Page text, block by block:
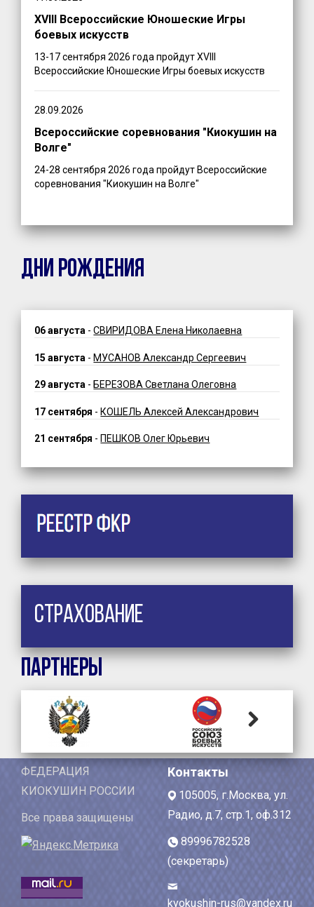
XVIII Всероссийские Юношеские Игры
боевых искусств
13-17 сентября 2026 года пройдут XVIII
Всероссийские Юношеские Игры боевых искусств
28.09.2026
Всероссийские соревнования "Киокушин на
Волге"
24-28 сентября 2026 года пройдут Всероссийские
соревнования "Киокушин на Волге"
ДНИ РОЖДЕНИЯ
06 августа -СВИРИДОВА Елена Николаевна
15 августа - МУСАНОВ Александр Сергеевич
29 августа - БЕРЕЗОВА Светлана Олеговна
17 сентября - КОШЕЛЬ Алексей Александрович
21 сентября - ПЕШКОВ Олег Юрьевич
Страхование
Партнеры
Previous
ФЕДЕРАЦИЯ
КИОКУШИН РОССИИ
Все права защищены
Контакты
105005, г.Москва, ул.
Радио, д.7, стр.1, оф.312
89996782528
(секретарь)
kyokushin-rus@yandex.ru